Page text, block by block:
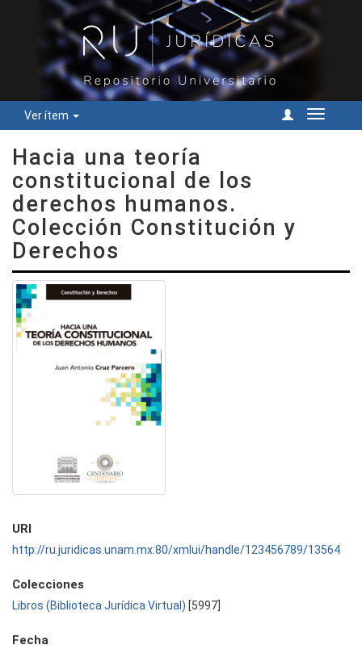
Ver ítem
Cambiar
Hacia una teoría
constitucional de los
derechos humanos.
Colección Constitución y
Derechos
URI
http://ru.juridicas.unam.mx:80/xmlui/handle/123456789/13564
Colecciones
Libros (Biblioteca Jurídica Virtual) [5997]
Fecha